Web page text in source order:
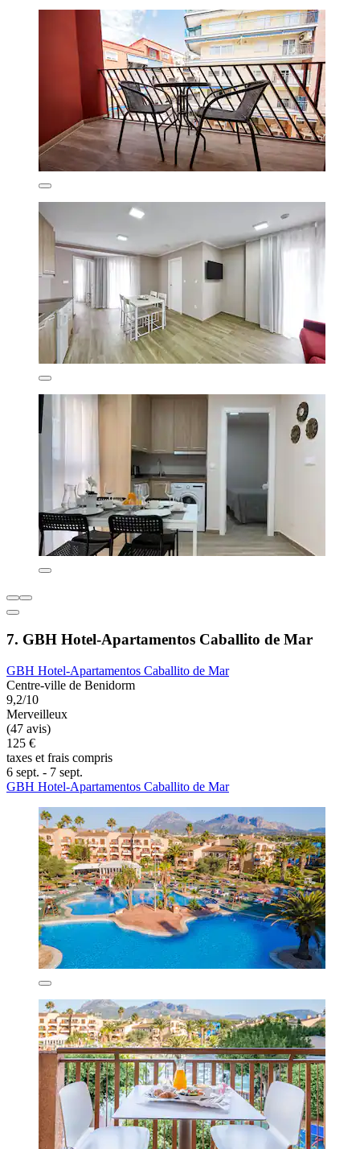
7. GBH Hotel-Apartamentos Caballito de Mar
GBH Hotel-Apartamentos Caballito de Mar
Centre-ville de Benidorm
9,2/10
Merveilleux
(47 avis)
125 €
taxes et frais compris
6 sept. - 7 sept.
GBH Hotel-Apartamentos Caballito de Mar